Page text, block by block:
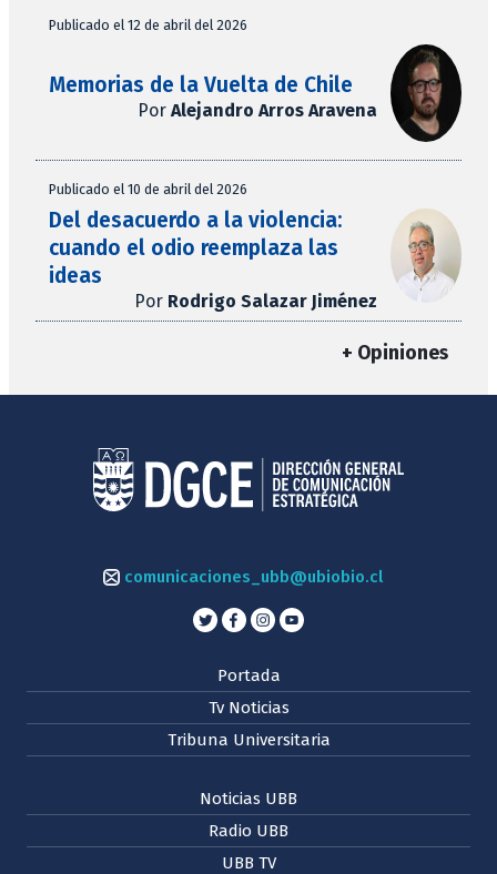
Publicado el 12 de abril del 2026
Memorias de la Vuelta de Chile
Por Alejandro Arros Aravena
Publicado el 10 de abril del 2026
Del desacuerdo a la violencia:
cuando el odio reemplaza las
ideas
Por Rodrigo Salazar Jiménez
+ Opiniones
comunicaciones_ubb@ubiobio.cl
Portada
Tv Noticias
Tribuna Universitaria
Noticias UBB
Radio UBB
UBB TV